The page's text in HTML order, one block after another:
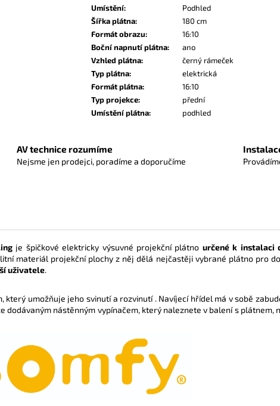
Umístění:
Podhled
Šířka plátna:
180 cm
Formát obrazu:
16:10
Boční napnutí plátna:
ano
Vzhled plátna:
černý rámeček
Typ plátna:
elektrická
Formát plátna:
16:10
Typ projekce:
přední
Umístění plátna: podhled
AV technice rozumíme
Nejsme jen prodejci, poradíme a doporučíme
je špičkové elektricky výsuvné projekční plátno určené k instalaci
materiál projekční plochy z něj dělá nejčastěji vybrané plátno pro
uživatele.
umožňuje jeho svinutí a rozvinutí . Navíjecí hřídel má v sobě
nástěnným vypínačem, který naleznete v balení s plátnem,